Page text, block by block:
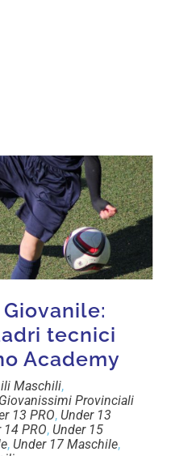
tecnici
Academy
Maschili,
Giovanissimi Provinciali
13 PRO, Under 13
14 PRO, Under 15
, Under 17 Maschile,